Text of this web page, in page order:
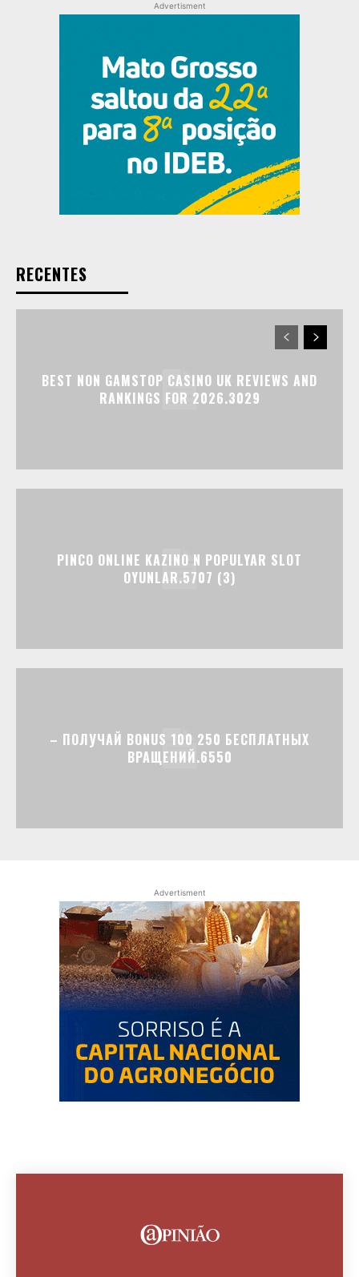
Advertisment
RECENTES
BEST NON GAMSTOP CASINO UK REVIEWS AND
RANKINGS FOR 2026.3029
PINCO ONLINE KAZINO N POPULYAR SLOT
OYUNLAR.5707 (3)
– ПОЛУЧАЙ BONUS 100 250 БЕСПЛАТНЫХ
ВРАЩЕНИЙ.6550
Advertisment